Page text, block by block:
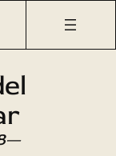
Beneficios del
—